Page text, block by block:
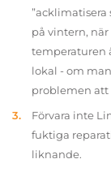
på vintern,
temperaturen
lokal - om
problemen att
Förvara inte
fuktiga
liknande.